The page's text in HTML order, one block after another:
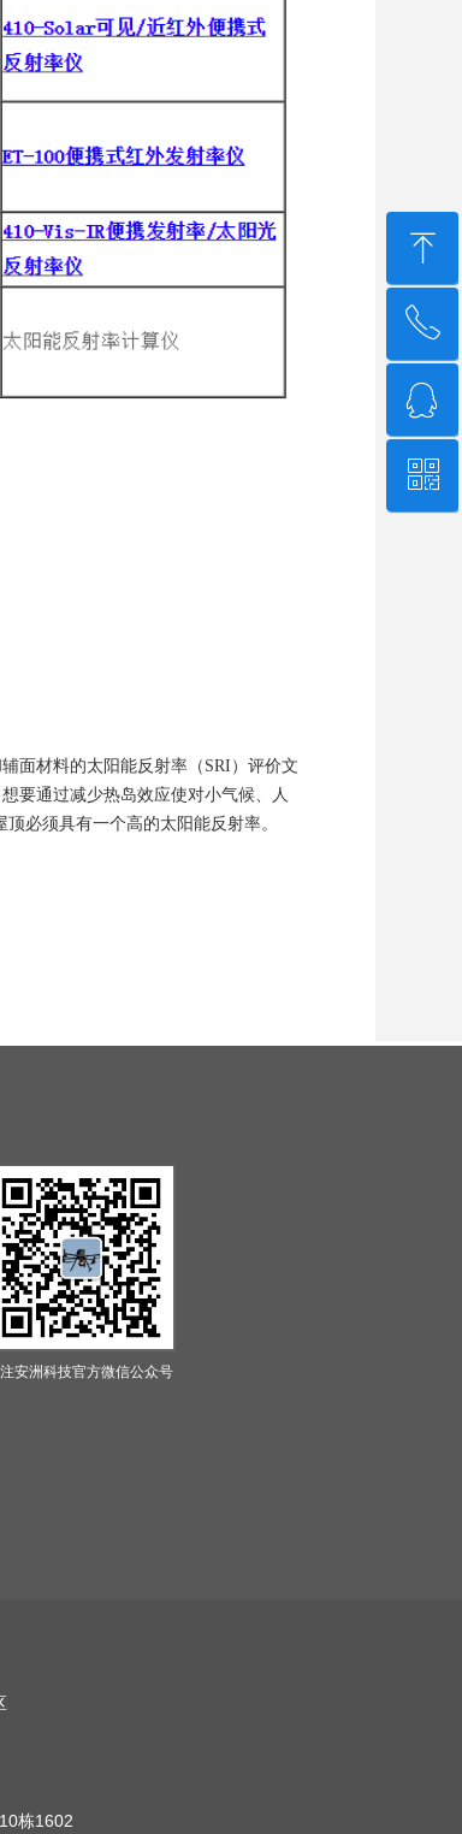
面材料的太阳能反射率（SRI）评价文
要通过减少热岛效应使对小气候、人
必须具有一个高的太阳能反射率。
安洲科技官方微信公众号
栋1602
ꁸ
回到顶部
ꂅ
ꁗ
QQ客服
ꀥ